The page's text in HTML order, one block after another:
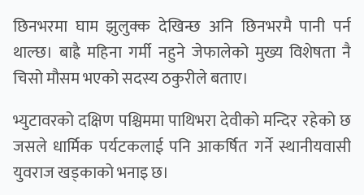
छिनभरमा घाम झुलुक्क देखिन्छ अनि छिनभरमै पानी पर्न
थाल्छ। बाह्रै महिना गर्मी नहुने जेफालेको मुख्य विशेषता नै
चिसो मौसम भएको सदस्य ठकुरीले बताए।
भ्युटावरको दक्षिण पश्चिममा पाथिभरा देवीको मन्दिर रहेको छ
जसले धार्मिक पर्यटकलाई पनि आकर्षित गर्ने स्थानीयवासी
युवराज खड्काको भनाइ छ।